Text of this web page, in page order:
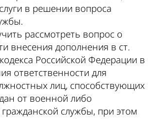
в решении вопроса
рассмотреть вопрос о
внесения дополнения в ст.
Российской Федерации в
ответственности для
лиц, способствующих
от военной либо
службы, при этом